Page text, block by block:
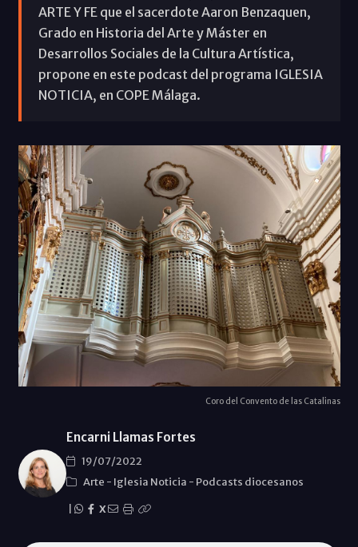
ARTE Y FE que el sacerdote Aaron Benzaquen,
Grado en Historia del Arte y Máster en
Desarrollos Sociales de la Cultura Artística,
propone en este podcast del programa IGLESIA
NOTICIA, en COPE Málaga.
Coro del Convento de las Catalinas
Encarni Llamas Fortes
19/07/2022
Arte - Iglesia Noticia - Podcasts diocesanos
X